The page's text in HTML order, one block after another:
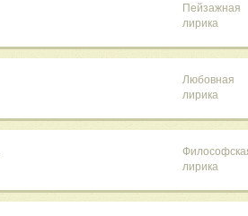
Пейзажная
лирика
Любовная
лирика
лирика